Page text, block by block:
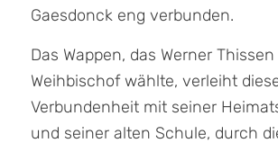
Gaesdonck eng verbunden.
Das Wappen, das Werner Thissen
Weihbischof wählte, verleiht
Verbundenheit mit seiner
und seiner alten Schule, durch